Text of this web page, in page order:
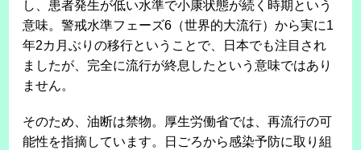
し、患者発生が低い水準で小康状態が続く時期という
意味。警戒水準フェーズ6（世界的大流行）から実に1
年2カ月ぶりの移行ということで、日本でも注目され
ましたが、完全に流行が終息したという意味ではあり
ません。
そのため、油断は禁物。厚生労働省では、再流行の可
能性を指摘しています。日ごろから感染予防に取り組